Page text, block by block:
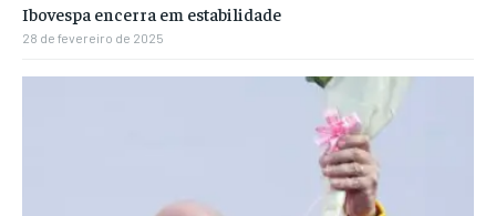
Ibovespa encerra em estabilidade
28 de fevereiro de 2025